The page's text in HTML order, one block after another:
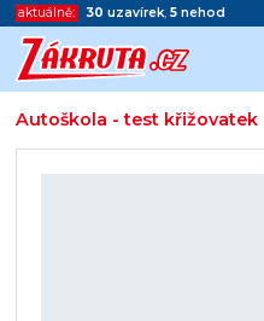
aktuálně: 30 uzavírek, 5 nehod
Autoškola - test křižovatek
Začátek reklamy
Konec reklamy